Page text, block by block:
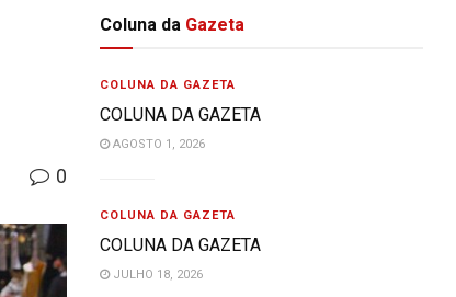
0
Coluna da Gazeta
COLUNA DA GAZETA
COLUNA DA GAZETA
AGOSTO 1, 2026
COLUNA DA GAZETA
COLUNA DA GAZETA
JULHO 18, 2026